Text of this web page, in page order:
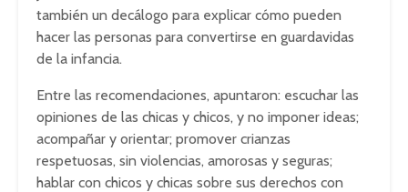
también un decálogo para explicar cómo pueden
hacer las personas para convertirse en guardavidas
de la infancia.
Entre las recomendaciones, apuntaron: escuchar las
opiniones de las chicas y chicos, y no imponer ideas;
acompañar y orientar; promover crianzas
respetuosas, sin violencias, amorosas y seguras;
hablar con chicos y chicas sobre sus derechos con